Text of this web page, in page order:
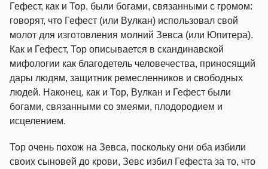
Гефест, как и Тор, были богами, связанными с громом:
говорят, что Гефест (или Вулкан) использовал свой
молот для изготовления молний Зевса (или Юпитера).
Как и Гефест, Тор описывается в скандинавской
мифологии как благодетель человечества, приносящий
дары людям, защитник ремесленников и свободных
людей. Наконец, как и Тор, Вулкан и Гефест были
богами, связанными со змеями, плодородием и
исцелением.
Тор очень похож на Зевса, поскольку они оба избили
своих сыновей до крови, Зевс избил Гефеста за то, что